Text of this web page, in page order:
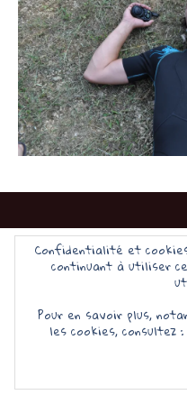
Fièrement
Confidentialité et
continuant à utiliser
Pour en savoir plus,
les cookies, consultez :